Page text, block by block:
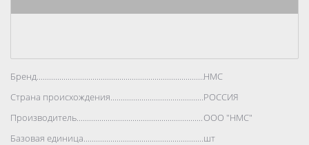
Бренд..................................................................................НМС
Страна происхождения..................................................................................
РОССИЯ
Производитель..................................................................................
ООО "НМС"
Базовая единица..................................................................................
шт